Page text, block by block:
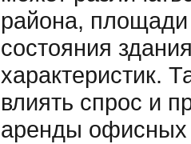
района,
состояния
характеристик.
влиять спрос и
аренды